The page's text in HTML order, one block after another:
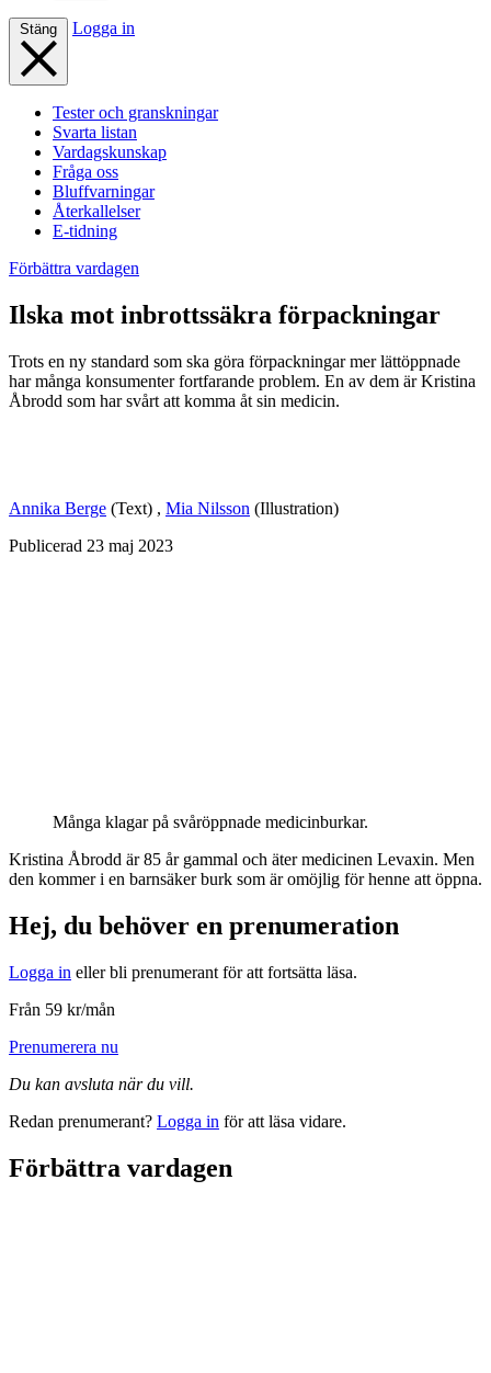
Stäng Logga in
Tester och granskningar
Svarta listan
Vardagskunskap
Fråga oss
Bluffvarningar
Återkallelser
E-tidning
Förbättra vardagen
Ilska mot inbrottssäkra förpackningar
Trots en ny standard som ska göra förpackningar mer lättöppnade
har många konsumenter fortfarande problem. En av dem är Kristina
Åbrodd som har svårt att komma åt sin medicin.
Annika Berge (Text) , Mia Nilsson (Illustration)
Publicerad 23 maj 2023
Många klagar på svåröppnade medicinburkar.
Kristina Åbrodd är 85 år gammal och äter medicinen Levaxin. Men
den kommer i en barnsäker burk som är omöjlig för henne att öppna.
Hej, du behöver en prenumeration
Logga in eller bli prenumerant för att fortsätta läsa.
Från 59 kr/mån
Prenumerera nu
Du kan avsluta när du vill.
Redan prenumerant? Logga in för att läsa vidare.
Förbättra vardagen